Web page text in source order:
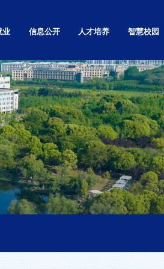
业
生
生
招生
网
信息公开 人才培养
研究生
留学生
继续教育
实验教学示范中心
教学质量监控与评估
智慧校园